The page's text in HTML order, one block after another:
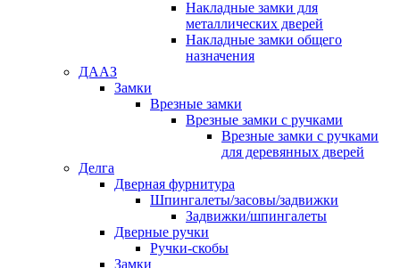
Накладные замки для
металлических дверей
Накладные замки общего
назначения
ДААЗ
Замки
Врезные замки
Врезные замки с ручками
Врезные замки с ручками
для деревянных дверей
Делга
Дверная фурнитура
Шпингалеты/засовы/задвижки
Задвижки/шпингалеты
Дверные ручки
Ручки-скобы
Замки